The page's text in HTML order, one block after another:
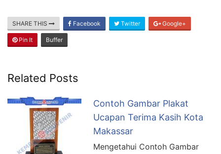
SHARE THIS Facebook Twitter Google+
Pin It Buffer
Related Posts
Contoh Gambar Plakat
Ucapan Terima Kasih Kota
Makassar
Mengetahui Contoh Gambar